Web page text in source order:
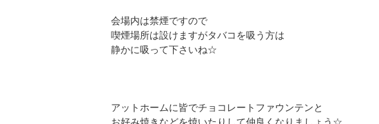
会場内は禁煙ですので
喫煙場所は設けますがタバコを吸う方は
静かに吸って下さいね☆
アットホームに皆でチョコレートファウンテンと